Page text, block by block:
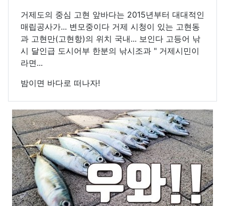
거제도의 중심 고현 앞바다는 2015년부터 대대적인
매립공사가... 변모중이다 거제 시청이 있는 고현동
과 고현만(고현항)의 위치 국내... 보인다 고등어 낚
시 달인급 도시어부 한분의 낚시조과 " 거제시민이
라면...
밤이면 바다로 떠나자!